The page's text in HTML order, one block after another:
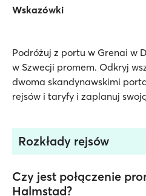
Wskazówki
Podróżuj z portu w Grenai w
w Szwecji promem. Odkryj
dwoma skandynawskimi
rejsów i taryfy i zaplanuj
Rozkłady rejsów
Czy jest połączenie
Halmstad?